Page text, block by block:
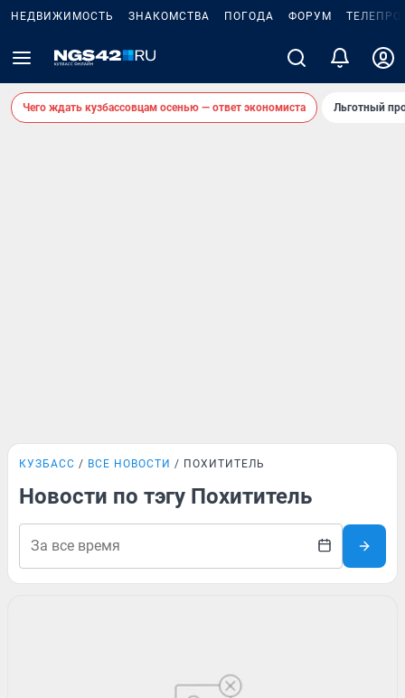
НЕДВИЖИМОСТЬ ЗНАКОМСТВА ПОГОДА ФОРУМ
Чего ждать кузбассовцам осенью — ответ экономиста Льготный
КУЗБАСС ВСЕ НОВОСТИ ПОХИТИТЕЛЬ
Новости по тэгу Похититель